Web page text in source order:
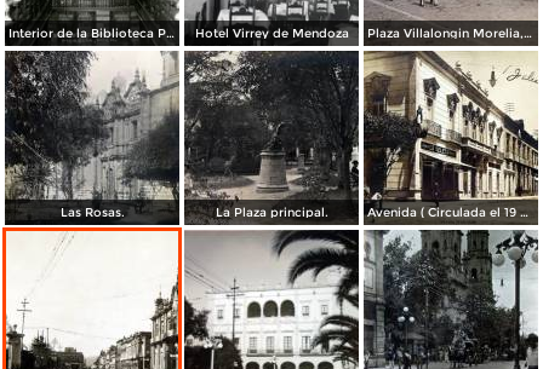
Interior de la Biblioteca Pública Hotel Virrey de Mendoza Plaza Villalongin Morelia, Michoacán.
Las Rosas. La Plaza principal. Avenida ( Circulada el 19 de Marzo de 1922 ).